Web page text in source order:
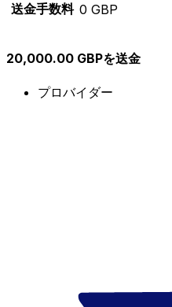
送金手数料 0 GBP
20,000.00 GBPを送金
プロバイダー